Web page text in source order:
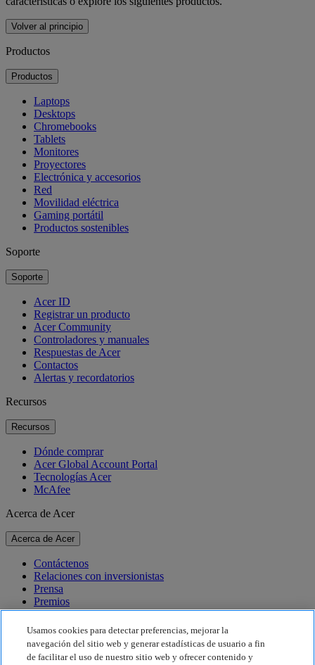
Volver al principio
Productos
Productos
Laptops
Desktops
Chromebooks
Tablets
Monitores
Proyectores
Electrónica y accesorios
Red
Movilidad eléctrica
Gaming portátil
Productos sostenibles
Soporte
Soporte
Acer ID
Registrar un producto
Acer Community
Controladores y manuales
Respuestas de Acer
Contactos
Alertas y recordatorios
Recursos
Recursos
Dónde comprar
Acer Global Account Portal
Tecnologías Acer
McAfee
Acerca de Acer
Acerca de Acer
Contáctenos
Relaciones con inversionistas
Prensa
Premios
Eventos
Sostenibilidad
Usamos cookies para detectar preferencias, mejorar la
navegación del sitio web y generar estadísticas de usuario a fin
de facilitar el uso de nuestro sitio web y ofrecer contenido y